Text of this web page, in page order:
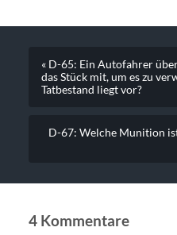
« D-65: Ein Autofahrer
das Stück mit, um es zu
Tatbestand liegt vor?
D-67: Welche Munition
4 Kommentare